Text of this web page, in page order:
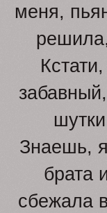
меня,
Знаешь,
брата
сбежала